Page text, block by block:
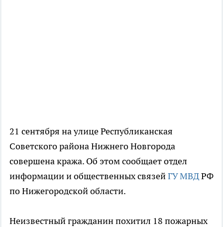
21 сентября на улице Республиканская
Советского района Нижнего Новгорода
совершена кража. Об этом сообщает отдел
информации и общественных связейГУ МВДРФ
по Нижегородской области.
Неизвестный гражданин похитил 18 пожарных